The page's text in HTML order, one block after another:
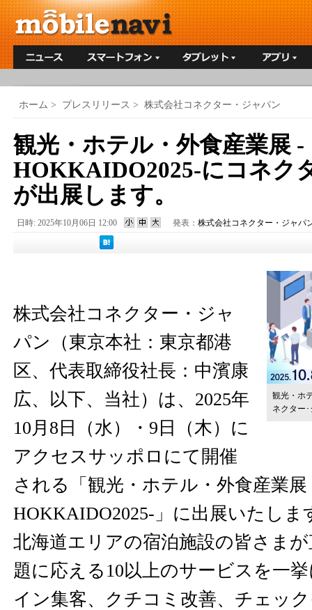
ホーム > プレスリリース > 株式会社コネクター・ジャパン
観光・ホテル・外食産業展 -
HOKKAIDO2025-にコネク
が出展します。
日時: 2025年10月06日 12:00 発表： 株式会社コネクター・ジャパ
観光・ホ
ネクター
株式会社コネクター・ジャ
パン（東京本社：東京都港
区、代表取締役社長：中濱康
広、以下、当社）は、2025年
10月8日（水）・9日（木）に
アクセスサッポロにて開催
される「観光・ホテル・外食産業展
HOKKAIDO2025-」に出展いたしま
北海道エリアの宿泊施設の皆さま
題に応える10以上のサービスを一
イン集客、クチコミ改善、チェッ